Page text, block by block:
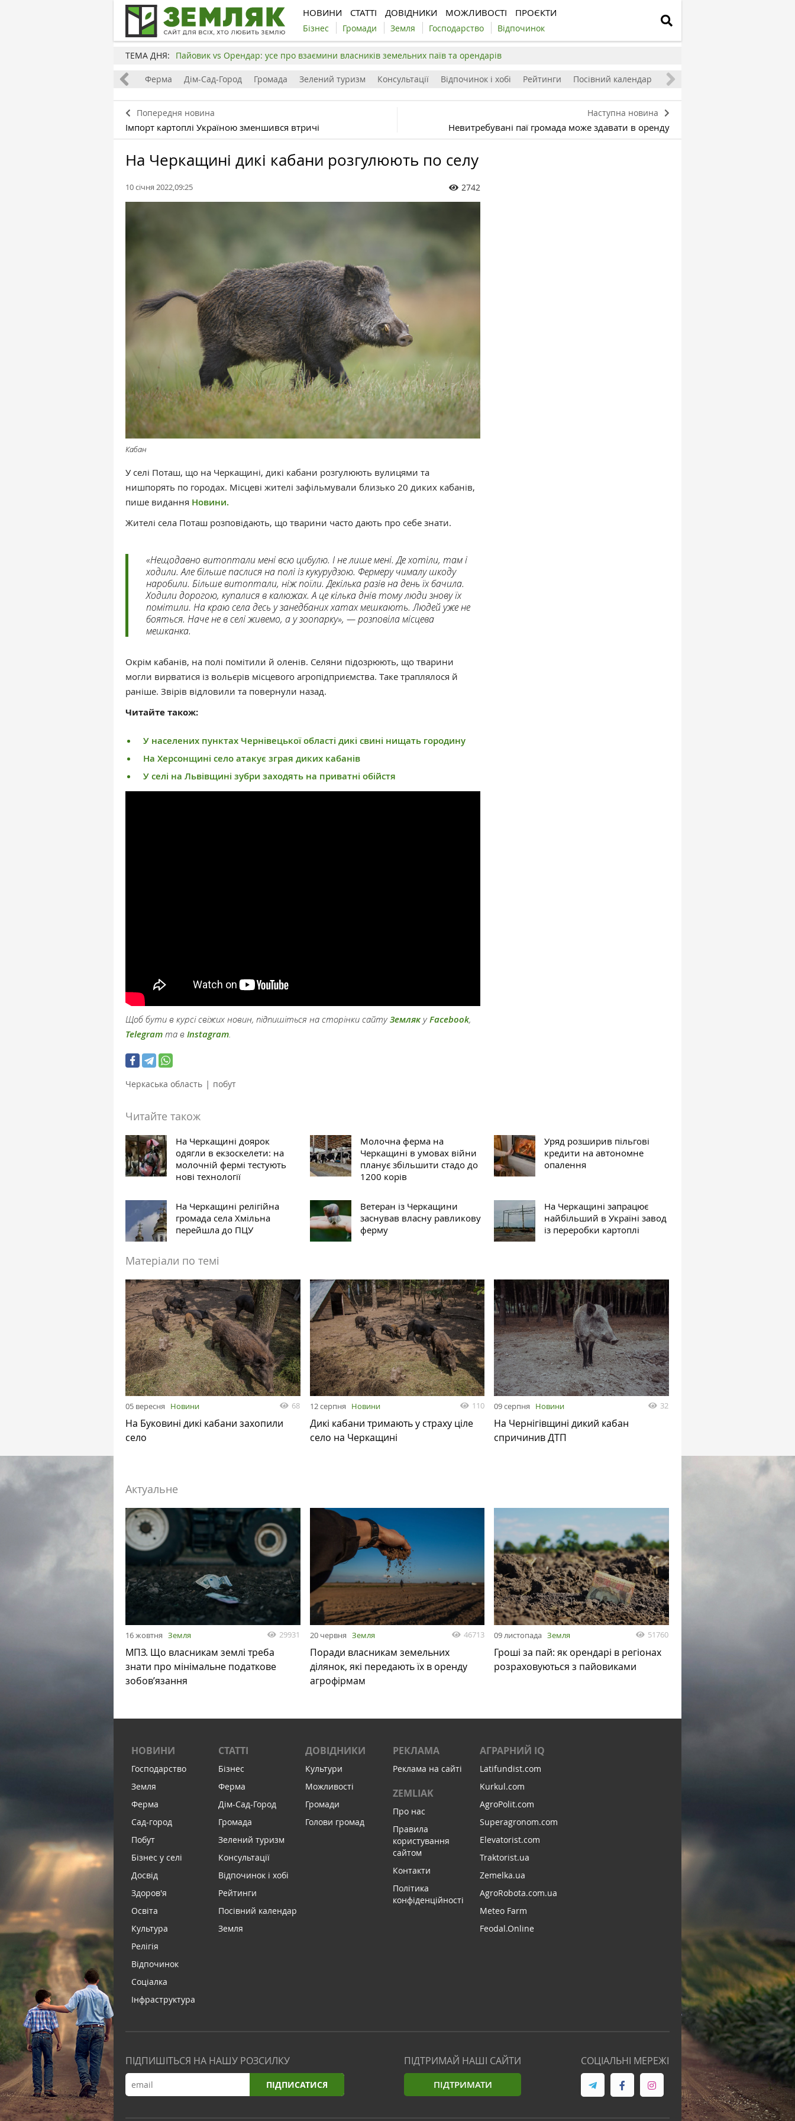
НОВИНИ СТАТТІ ДОВІДНИКИ МОЖЛИВОСТІ ПРОЄКТИ
Бізнес Громади Земля Господарство Відпочинок
ТЕМА ДНЯ: Пайовик vs Орендар: усе про взаємини власників земельних паїв та орендарів
Бізнес Ферма Дім-Сад-Город Громада Зелений туризм Консультації Відпочинок і хобі Рейтинги Посівний календар
Попередня новина
Імпорт картоплі Україною зменшився втричі
Наступна новина
Невитребувані паї громада може здавати в оренду
На Черкащині дикі кабани розгулюють по селу
10 січня 2022,09:25 2742
Кабан
У селі Поташ, що на Черкащині, дикі кабани розгулюють вулицями та
нишпорять по городах. Місцеві жителі зафільмували близько 20 диких кабанів,
пише видання Новини.
Жителі села Поташ розповідають, що тварини часто дають про себе знати.
«Нещодавно витоптали мені всю цибулю. І не лише мені. Де хотіли, там і
ходили. Але більше паслися на полі із кукурудзою. Фермеру чималу шкоду
наробили. Більше витоптали, ніж поїли. Декілька разів на день їх бачила.
Ходили дорогою, купалися в калюжах. А це кілька днів тому люди знову їх
помітили. На краю села десь у занедбаних хатах мешкають. Людей уже не
бояться. Наче не в селі живемо, а у зоопарку», — розповіла місцева
мешканка.
Окрім кабанів, на полі помітили й оленів. Селяни підозрюють, що тварини
могли вирватися із вольєрів місцевого агропідприємства. Таке траплялося й
раніше. Звірів відловили та повернули назад.
Читайте також:
У населених пунктах Чернівецької області дикі свині нищать городину
На Херсонщині село атакує зграя диких кабанів
У селі на Львівщині зубри заходять на приватні обійстя
Щоб бути в курсі свіжих новин, підпишіться на сторінки сайтуЗемлякуFacebook,
Telegram та в Instagram
Черкаська область | побут
Читайте також
На Черкащині доярок
одягли в екзоскелети: на
молочній фермі тестують
нові технології
Молочна ферма на
Черкащині в умовах війни
планує збільшити стадо до
1200 корів
Уряд розширив пільгові
кредити на автономне
опалення
На Черкащині релігійна
громада села Хмільна
перейшла до ПЦУ
Ветеран із Черкащини
заснував власну равликову
ферму
На Черкащині запрацює
найбільший в Україні завод
із переробки картоплі
Матеріали по темі
05 вересня Новини 68
На Буковині дикі кабани захопили
село
12 серпня Новини 110
Дикі кабани тримають у страху ціле
село на Черкащині
09 серпня Новини 32
На Чернігівщині дикий кабан
спричинив ДТП
Актуальне
16 жовтня Земля 29931
МПЗ. Що власникам землі треба
знати про мінімальне податкове
зобов’язання
20 червня Земля 46713
Поради власникам земельних
ділянок, які передають їх в оренду
агрофірмам
09 листопада Земля 51760
Гроші за пай: як орендарі в регіонах
розраховуються з пайовиками
НОВИНИ
Господарство
Земля
Ферма
Сад-город
Побут
Бізнес у селі
Досвід
Здоров'я
Освіта
Культура
Релігія
Відпочинок
Соціалка
Інфраструктура
СТАТТІ
Бізнес
Ферма
Дім-Сад-Город
Громада
Зелений туризм
Консультації
Відпочинок і хобі
Рейтинги
Посівний календар
Земля
ДОВІДНИКИ
Культури
Можливості
Громади
Голови громад
РЕКЛАМА
Реклама на сайті
ZEMLIAK
Про нас
Правила
користування
сайтом
Контакти
Політика
конфіденційності
АГРАРНИЙ IQ
Latifundist.com
Kurkul.com
AgroPolit.com
Superagronom.com
Elevatorist.com
Traktorist.ua
Zemelka.ua
AgroRobota.com.ua
Meteo Farm
Feodal.Online
ПІДПИШІТЬСЯ НА НАШУ РОЗСИЛКУ
ПІДПИСАТИСЯ
ПІДТРИМАЙ НАШІ САЙТИ
ПІДТРИМАТИ
СОЦІАЛЬНІ МЕРЕЖІ